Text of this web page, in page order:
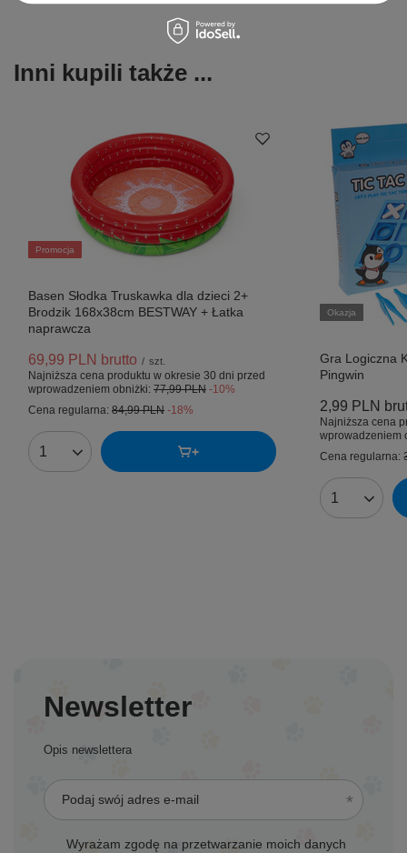
Inni kupili także ...
Promocja
Basen Słodka Truskawka dla dzieci 2+
Brodzik 168x38cm BESTWAY + Łatka
naprawcza
69,99 PLN brutto / szt.
Najniższa cena produktu w okresie 30 dni przed
wprowadzeniem obniżki: 77,99 PLN -10%
Cena regularna: 84,99 PLN -18%
Ilość produktów
Okazja
Gra Logiczna
Pingwin
2,99 PLN
Najniższa cena
wprowadzeniem
Cena regularna:
Ilość
Newsletter
Opis newslettera
Podaj swój adres e-mail
Wyrażam zgodę na przetwarzanie moich danych